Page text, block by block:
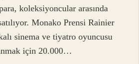
koleksiyoncular arasında
Monako Prensi Rainier
sinema ve tiyatro oyuncusu
için 20.000…